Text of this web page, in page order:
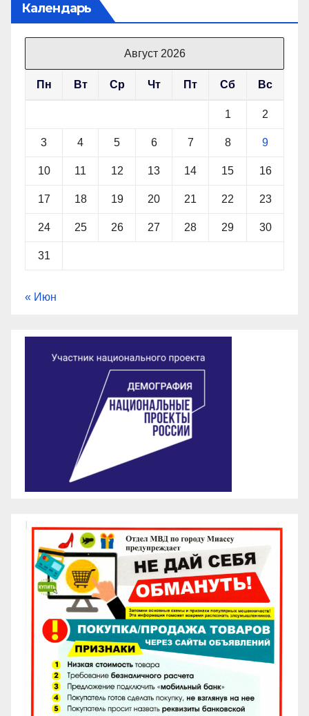
Календарь
Август 2026
Пн Вт Ср Чт Пт Сб Вс
1 2
3 4 5 6 7 8 9
10 11 12 13 14 15 16
17 18 19 20 21 22 23
24 25 26 27 28 29 30
31
« Июн